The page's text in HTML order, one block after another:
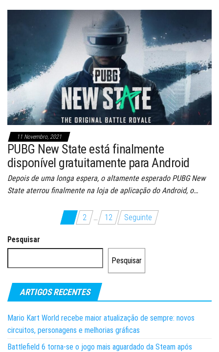
11 Novembro, 2021
PUBG New State está finalmente
disponível gratuitamente para Android
Depois de uma longa espera, o altamente esperado PUBG New
State aterrou finalmente na loja de aplicação do Android, o…
Paginação
dos
conteúdos
1 2 … 12 Seguinte
Pesquisar
Pesquisar
ARTIGOS RECENTES
Mario Kart World recebe maior atualização de sempre: novos
circuitos, personagens e melhorias gráficas
Battlefield 6 torna-se o jogo mais aguardado da Steam após